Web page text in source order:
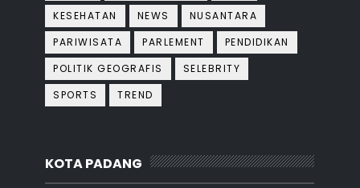
KESEHATAN
NEWS
NUSANTARA
PARIWISATA
PARLEMENT
PENDIDIKAN
POLITIK GEOGRAFIS
SELEBRITY
SPORTS
TREND
KOTA PADANG